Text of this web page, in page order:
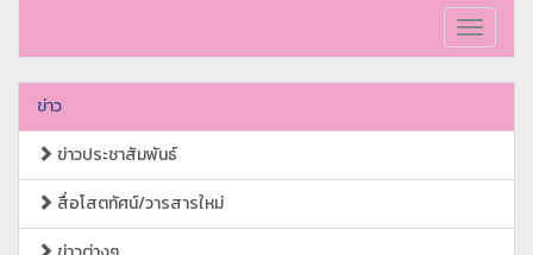
Toggle
ข่าว
ข่าวประชาสัมพันธ์
สื่อโสตทัศน์/วารสารใหม่